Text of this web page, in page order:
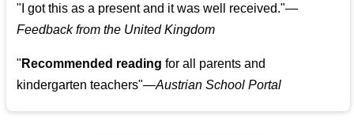
" I got this as a present and it was well received."—
Feedback from the United Kingdom
" Recommended reading for all parents and
kindergarten teachers"—Austrian School Portal